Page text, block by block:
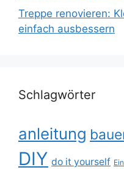
Treppe renovieren:
einfach ausbessern
Schlagwörter
anleitung
DIY do it yourself